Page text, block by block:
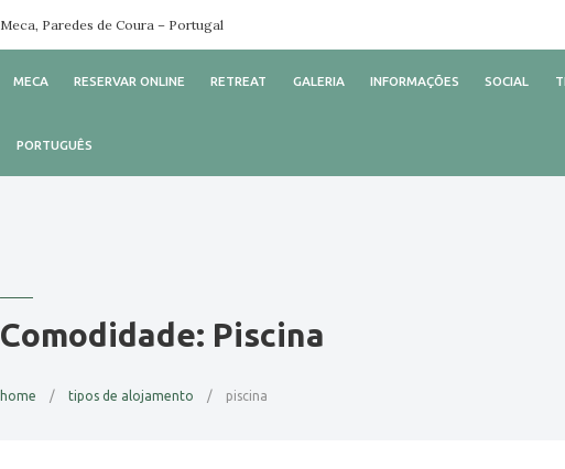
Meca, Paredes de Coura – Portugal
MECA RESERVAR ONLINE RETREAT GALERIA INFORMAÇÕES SOCIAL
PORTUGUÊS
Comodidade: Piscina
home tipos de alojamento piscina